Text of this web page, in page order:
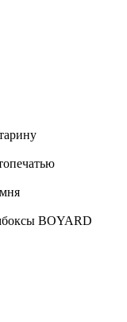
BOYARD